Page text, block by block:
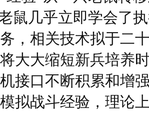
鼠几乎立即学会了
，相关技术拟于二
大大缩短新兵培养
接口不断积累和增
拟战斗经验，理论